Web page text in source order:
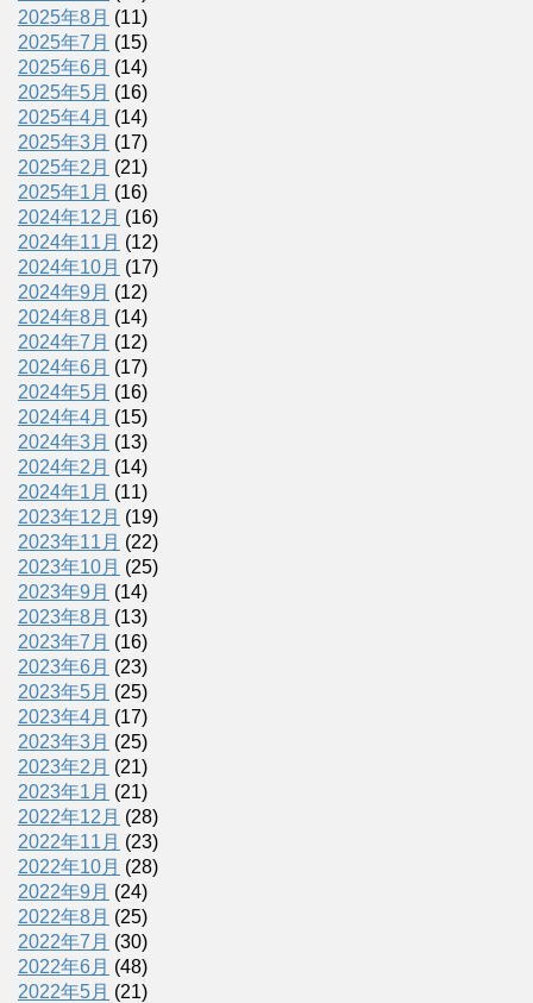
2025年8月 (11)
2025年7月 (15)
2025年6月 (14)
2025年5月 (16)
2025年4月 (14)
2025年3月 (17)
2025年2月 (21)
2025年1月 (16)
2024年12月 (16)
2024年11月 (12)
2024年10月 (17)
2024年9月 (12)
2024年8月 (14)
2024年7月 (12)
2024年6月 (17)
2024年5月 (16)
2024年4月 (15)
2024年3月 (13)
2024年2月 (14)
2024年1月 (11)
2023年12月 (19)
2023年11月 (22)
2023年10月 (25)
2023年9月 (14)
2023年8月 (13)
2023年7月 (16)
2023年6月 (23)
2023年5月 (25)
2023年4月 (17)
2023年3月 (25)
2023年2月 (21)
2023年1月 (21)
2022年12月 (28)
2022年11月 (23)
2022年10月 (28)
2022年9月 (24)
2022年8月 (25)
2022年7月 (30)
2022年6月 (48)
2022年5月 (21)